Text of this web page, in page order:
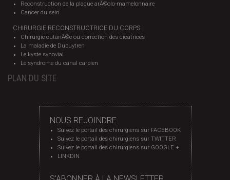
Reconstruction de la plaque arÃ©olo-mamelonnaire
Cancer du sein
CHIRURGIE RECONSTRUCTRICE DU CORPS
Chirurgie cutanÃ©e ou correction des cicatrices
La maladie de Dupuytren
Le kyste synovial
Le syndrome du canal carpien
PLAN DU SITE
NOUS REJOINDRE
Suivez le portail des chirurgiens sur FACEBOOK
Suivez le portail des chirurgiens sur TWITTER
Suivez le portail des chirurgiens sur GOOGLE +
LINKDIN